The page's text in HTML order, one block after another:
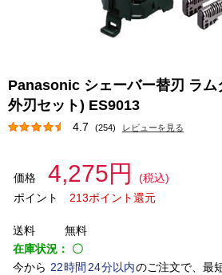
Panasonic シェーバー替刃 ラム
外刃セット) ES9013
4.7 (254) レビューを見る
価格 4,275円
(税込)
ポイント
213ポイント還元
送料
無料
在庫状況： 〇
今から 22時間 24分以内のご注文で、最